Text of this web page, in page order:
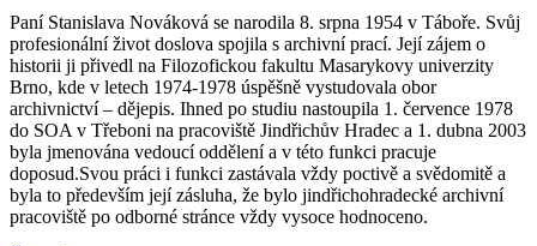
Paní Stanislava Nováková se narodila 8. srpna 1954 v Táboře. Svůj
profesionální život doslova spojila s archivní prací. Její zájem o
historii ji přivedl na Filozofickou fakultu Masarykovy univerzity
Brno, kde v letech 1974-1978 úspěšně vystudovala obor
archivnictví – dějepis. Ihned po studiu nastoupila 1. července 1978
do SOA v Třeboni na pracoviště Jindřichův Hradec a 1. dubna 2003
byla jmenována vedoucí oddělení a v této funkci pracuje
doposud.Svou práci i funkci zastávala vždy poctivě a svědomitě a
byla to především její zásluha, že bylo jindřichohradecké archivní
pracoviště po odborné stránce vždy vysoce hodnoceno.